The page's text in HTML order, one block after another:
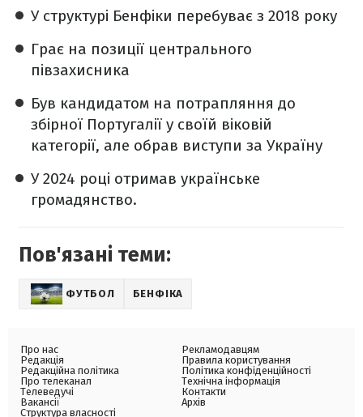
У структурі Бенфіки перебуває з 2018 року
Грає на позиції центрального
півзахисника
Був кандидатом на потрапляння до
збірної Португалії у своїй віковій
категорії, але обрав виступи за Україну
У 2024 році отримав українське
громадянство.
Пов'язані теми:
ФУТБОЛ БЕНФІКА
Про нас
Редакція
Редакційна політика
Про телеканал
Телеведучі
Вакансії
Структура власності
Рекламодавцям
Правила користування
Політика конфіденційності
Технічна інформація
Контакти
Архів